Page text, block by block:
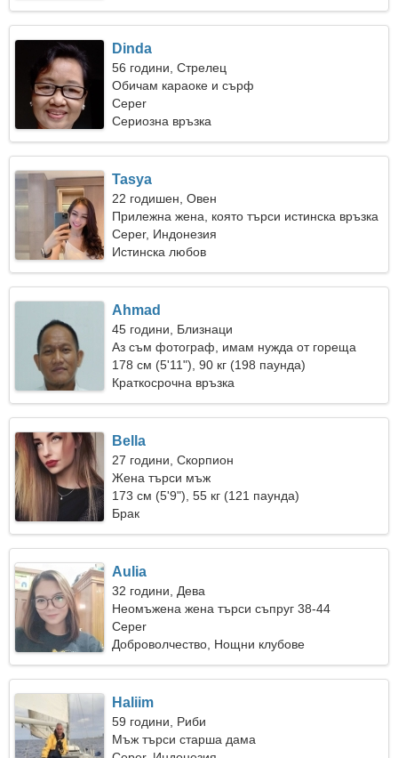
Dinda
56 години, Стрелец
Обичам караоке и сърф
Ceper
Сериозна връзка
Tasya
22 годишен, Овен
Прилежна жена, която търси истинска връзка
Ceper, Индонезия
Истинска любов
Ahmad
45 години, Близнаци
Аз съм фотограф, имам нужда от гореща
жена
178 см (5'11"), 90 кг (198 паунда)
Краткосрочна връзка
Bella
27 години, Скорпион
Жена търси мъж
173 см (5'9"), 55 кг (121 паунда)
Брак
Aulia
32 години, Дева
Неомъжена жена търси съпруг 38-44
Ceper
Доброволчество, Нощни клубове
Haliim
59 години, Риби
Мъж търси старша дама